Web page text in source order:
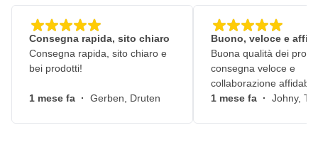
Consegna rapida, sito chiaro
Consegna rapida, sito chiaro e
bei prodotti!
1 mese fa · Gerben, Druten
Buono, veloce e
Buona qualità dei
consegna veloce e
collaborazione
1 mese fa · Johny,